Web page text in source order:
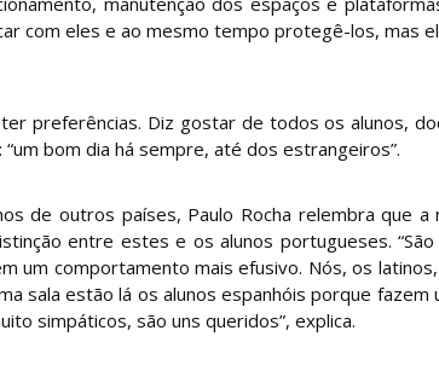
com eles e ao mesmo tempo protegê-los, mas
preferências. Diz gostar de todos os alunos,
bom dia há sempre, até dos estrangeiros”.
de outros países, Paulo Rocha relembra que
entre estes e os alunos portugueses.
um comportamento mais efusivo. Nós, os
sala estão lá os alunos espanhóis porque fazem
simpáticos, são uns queridos”, explica.